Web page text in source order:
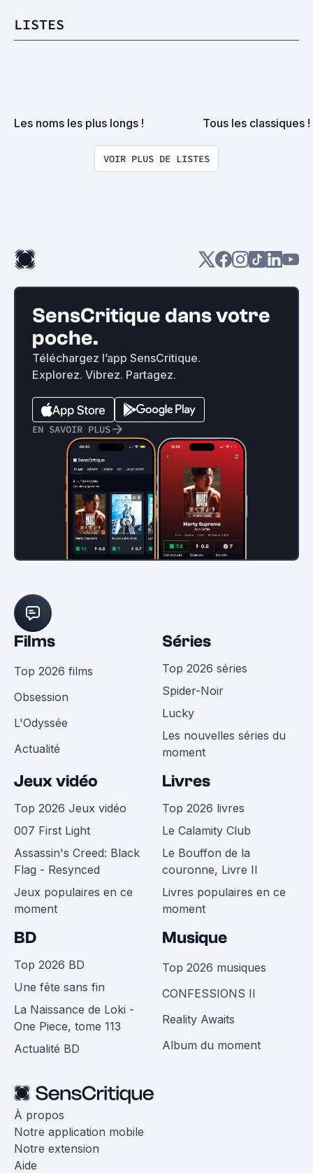
LISTES
Les noms les plus longs ! Tous les classiques !
VOIR PLUS DE LISTES
SensCritique dans votre
poche.
Téléchargez l’app SensCritique.
Explorez. Vibrez. Partagez.
EN SAVOIR PLUS
Films
Top 2026 films
Obsession
L'Odyssée
Actualité
Séries
Top 2026 séries
Spider-Noir
Lucky
Les nouvelles séries du
moment
Jeux vidéo
Top 2026 Jeux vidéo
007 First Light
Assassin's Creed: Black
Flag - Resynced
Jeux populaires en ce
moment
Livres
Top 2026 livres
Le Calamity Club
Le Bouffon de la
couronne, Livre II
Livres populaires en ce
moment
BD
Top 2026 BD
Une fête sans fin
La Naissance de Loki -
One Piece, tome 113
Actualité BD
Musique
Top 2026 musiques
CONFESSIONS II
Reality Awaits
Album du moment
À propos
Notre application mobile
Notre extension
Aide